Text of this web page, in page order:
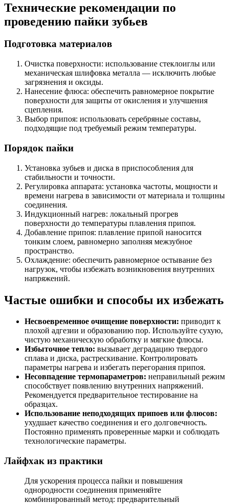
Технические рекомендации по
проведению пайки зубьев
Подготовка материалов
Очистка поверхности: использование стеклоиглы или
механическая шлифовка металла — исключить любые
загрязнения и оксиды.
Нанесение флюса: обеспечить равномерное покрытие
поверхности для защиты от окисления и улучшения
сцепления.
Выбор припоя: использовать серебряные составы,
подходящие под требуемый режим температуры.
Порядок пайки
Установка зубьев и диска в приспособления для
стабильности и точности.
Регулировка аппарата: установка частоты, мощности и
времени нагрева в зависимости от материала и толщины
соединения.
Индукционный нагрев: локальный прогрев
поверхности до температуры плавления припоя.
Добавление припоя: плавление припой наносится
тонким слоем, равномерно заполняя межзубное
пространство.
Охлаждение: обеспечить равномерное остывание без
нагрузок, чтобы избежать возникновения внутренних
напряжений.
Частые ошибки и способы их избежать
Несвоевременное очищение поверхности: приводит к
плохой адгезии и образованию пор. Используйте сухую,
чистую механическую обработку и мягкие флюсы.
Избыточное тепло: вызывает деградацию твердого
сплава и диска, растрескивание. Контролировать
параметры нагрева и избегать перегорания припоя.
Несовпадение термопараметров: неправильный режим
способствует появлению внутренних напряжений.
Рекомендуется предварительное тестирование на
образцах.
Использование неподходящих припоев или флюсов:
ухудшает качество соединения и его долговечность.
Постоянно применять проверенные марки и соблюдать
технологические параметры.
Лайфхак из практики
Для ускорения процесса пайки и повышения
однородности соединения применяйте
комбинированный метод: предварительный